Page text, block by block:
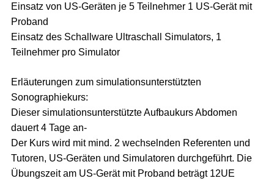
Einsatz von US-Geräten je 5 Teilnehmer 1 US-Gerät mit
Proband
Einsatz des Schallware Ultraschall Simulators, 1
Teilnehmer pro Simulator
Erläuterungen zum simulationsunterstützten
Sonographiekurs:
Dieser simulationsunterstützte Aufbaukurs Abdomen
dauert 4 Tage an-
Der Kurs wird mit mind. 2 wechselnden Referenten und
Tutoren, US-Geräten und Simulatoren durchgeführt. Die
Übungszeit am US-Gerät mit Proband beträgt 12UE